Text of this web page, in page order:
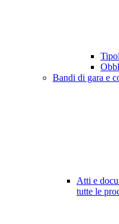
Bandi di gara e
Atti e
tutte le